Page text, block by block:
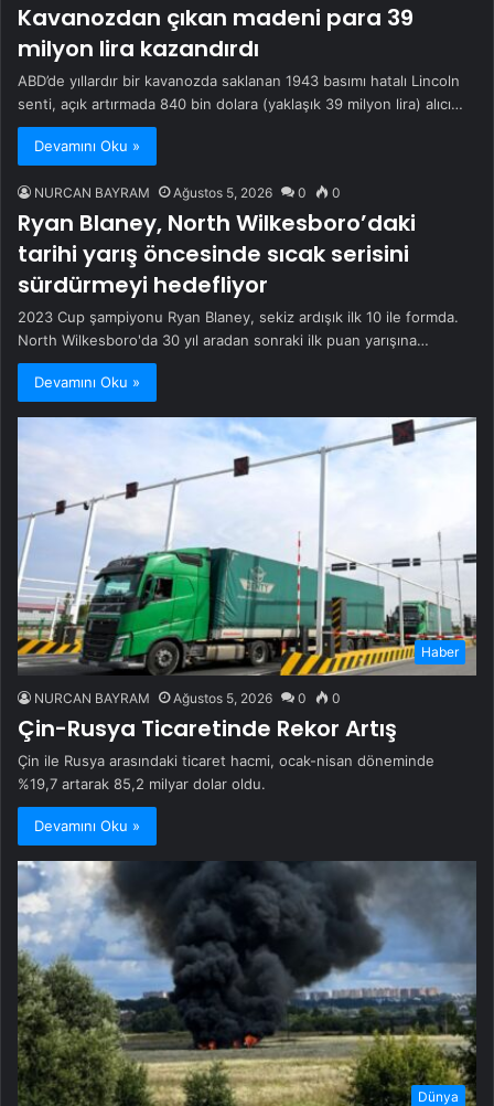
Kavanozdan çıkan madeni para 39
milyon lira kazandırdı
ABD’de yıllardır bir kavanozda saklanan 1943 basımı hatalı Lincoln
senti, açık artırmada 840 bin dolara (yaklaşık 39 milyon lira) alıcı…
Devamını Oku »
NURCAN BAYRAM Ağustos 5, 2026 0 0
Ryan Blaney, North Wilkesboro’daki
tarihi yarış öncesinde sıcak serisini
sürdürmeyi hedefliyor
2023 Cup şampiyonu Ryan Blaney, sekiz ardışık ilk 10 ile formda.
North Wilkesboro'da 30 yıl aradan sonraki ilk puan yarışına…
Devamını Oku »
Haber
NURCAN BAYRAM Ağustos 5, 2026 0 0
Çin-Rusya Ticaretinde Rekor Artış
Çin ile Rusya arasındaki ticaret hacmi, ocak-nisan döneminde
%19,7 artarak 85,2 milyar dolar oldu.
Devamını Oku »
Dünya